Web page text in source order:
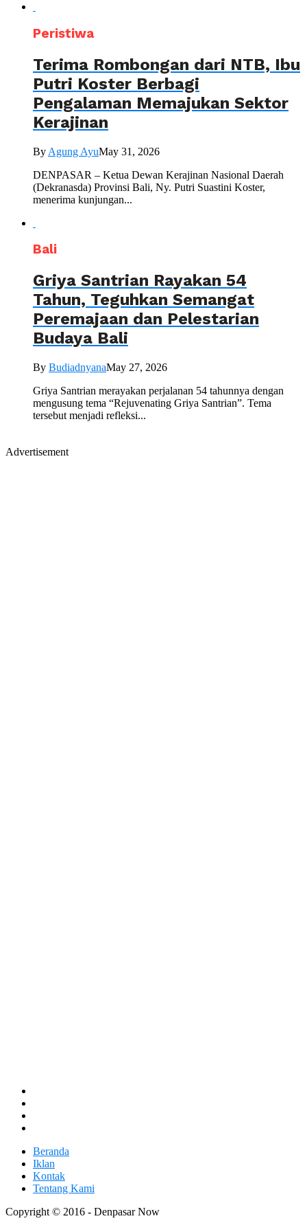
Peristiwa
Terima Rombongan dari NTB, Ibu
Putri Koster Berbagi
Pengalaman Memajukan Sektor
Kerajinan
By Agung AyuMay 31, 2026
DENPASAR – Ketua Dewan Kerajinan Nasional Daerah
(Dekranasda) Provinsi Bali, Ny. Putri Suastini Koster,
menerima kunjungan...
Bali
Griya Santrian Rayakan 54
Tahun, Teguhkan Semangat
Peremajaan dan Pelestarian
Budaya Bali
By BudiadnyanaMay 27, 2026
Griya Santrian merayakan perjalanan 54 tahunnya dengan
mengusung tema “Rejuvenating Griya Santrian”. Tema
tersebut menjadi refleksi...
Advertisement
Beranda
Iklan
Kontak
Tentang Kami
Copyright © 2016 - Denpasar Now